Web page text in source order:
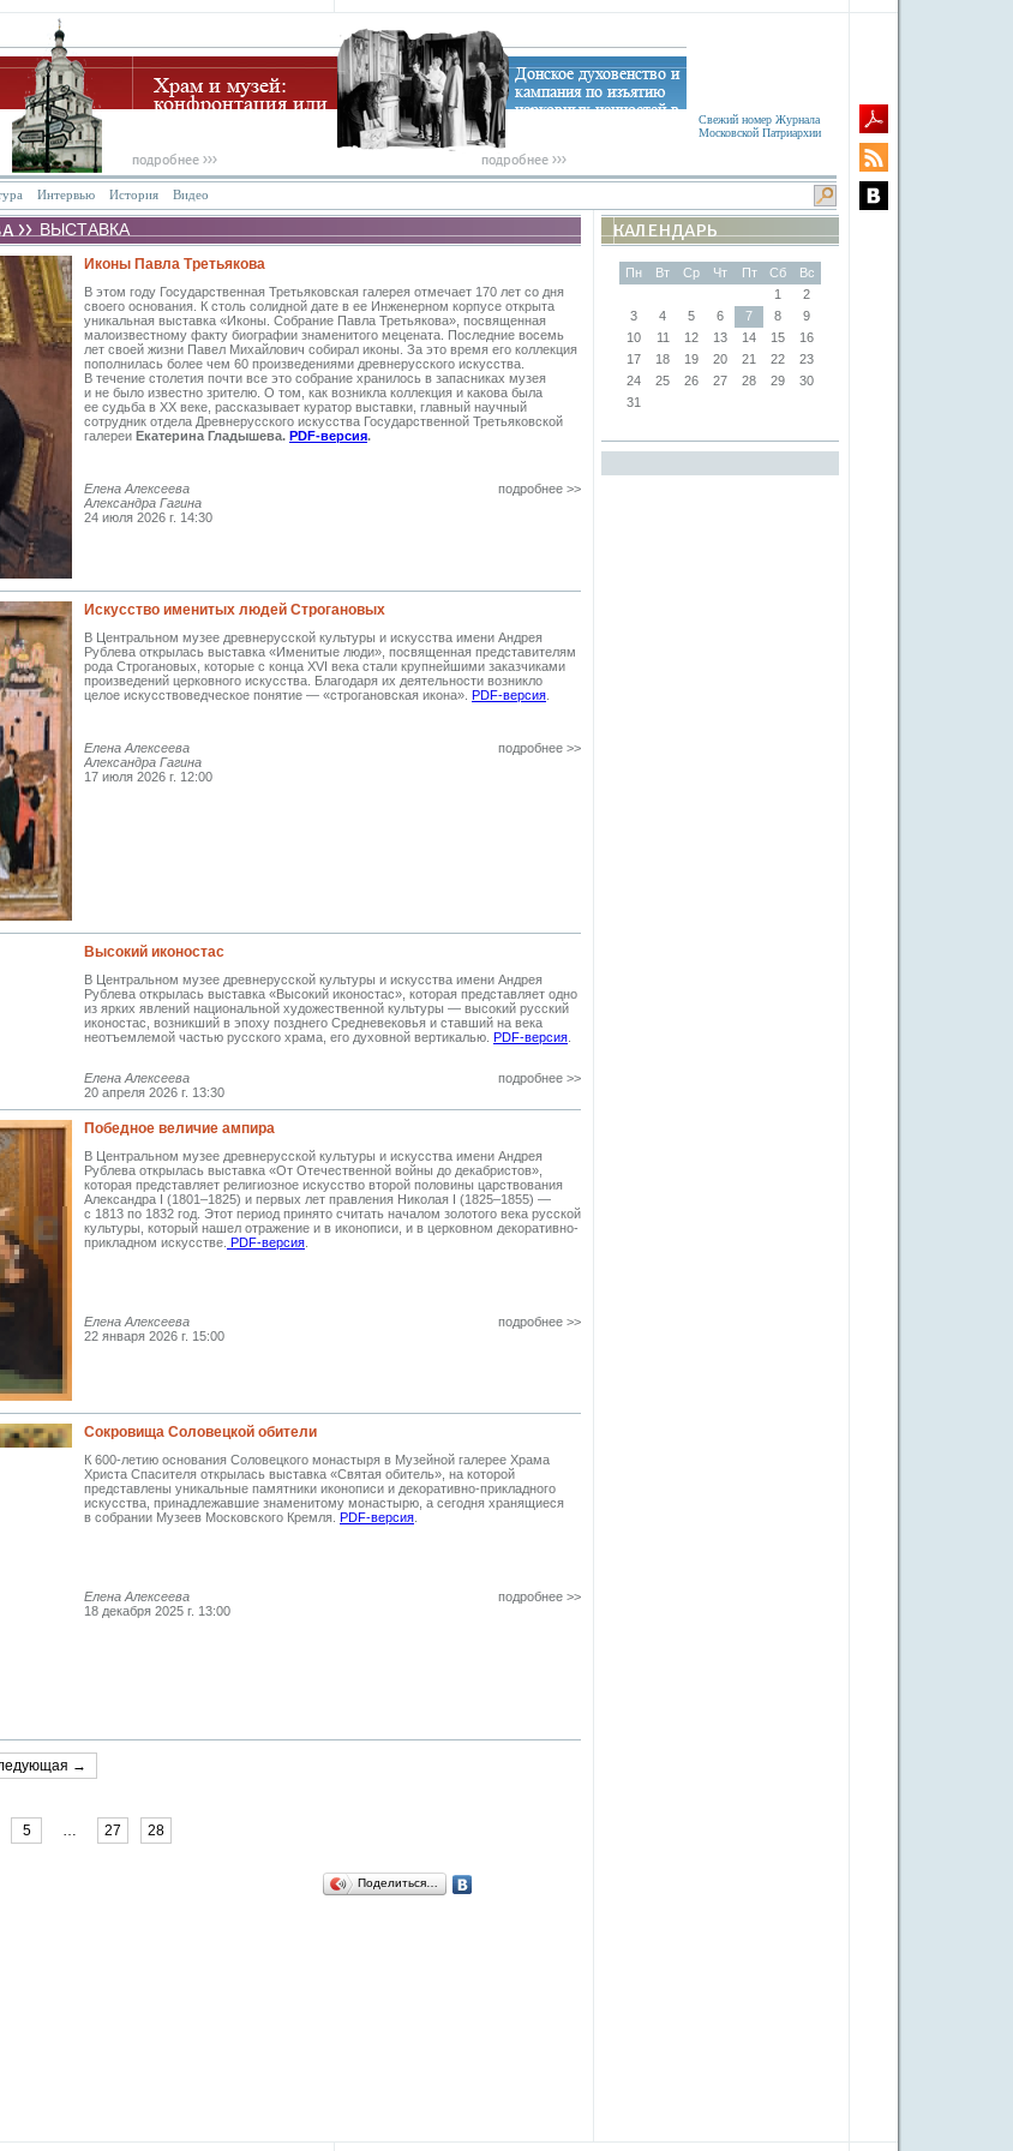
Свежий номер Журнала
Московской Патриархии
Интервью История Видео
ВЫСТАВКА
Иконы Павла Третьякова
В этом году Государственная Третьяковская галерея отмечает 170 лет со дня
своего основания. К столь солидной дате в ее Инженерном корпусе открыта
уникальная выставка «Иконы. Собрание Павла Третьякова», посвященная
малоизвестному факту биографии знаменитого мецената. Последние восемь
лет своей жизни Павел Михайлович собирал иконы. За это время его коллекция
пополнилась более чем 60 произведениями древнерусского искусства.
В течение столетия почти все это собрание хранилось в запасниках музея
и не было известно зрителю. О том, как возникла коллекция и какова была
ее судьба в ХХ веке, рассказывает куратор выставки, главный научный
сотрудник отдела Древнерусского искусства Государственной Третьяковской
галереи Екатерина Гладышева. PDF-версия.
Елена Алексеева
Александра Гагина
24 июля 2026 г. 14:30
подробнее >>
Искусство именитых людей Строгановых
В Центральном музее древнерусской культуры и искусства имени Андрея
Рублева открылась выставка «Именитые люди», посвященная представителям
рода Строгановых, которые с конца XVI века стали крупнейшими заказчиками
произведений церковного искусства. Благодаря их деятельности возникло
целое искусствоведческое понятие — «строгановская икона». PDF-версия
Елена Алексеева
Александра Гагина
17 июля 2026 г. 12:00
подробнее >>
Высокий иконостас
В Центральном музее древнерусской культуры и искусства имени Андрея
Рублева открылась выставка «Высокий иконостас», которая представляет одно
из ярких явлений национальной художественной культуры — высокий русский
иконостас, возникший в эпоху позднего Средневековья и ставший на века
неотъемлемой частью русского храма, его духовной вертикалью. PDF-версия
Елена Алексеева
20 апреля 2026 г. 13:30
подробнее >>
Победное величие ампира
В Центральном музее древнерусской культуры и искусства имени Андрея
Рублева открылась выставка «От Отечественной войны до декабристов»,
которая представляет религиозное искусство второй половины царствования
Александра I (1801–1825) и первых лет правления Николая I (1825–1855) —
с 1813 по 1832 год. Этот период принято считать началом золотого века русской
культуры, который нашел отражение и в иконописи, и в церковном декоративно-
прикладном искусстве. PDF-версия
Елена Алексеева
22 января 2026 г. 15:00
подробнее >>
Сокровища Соловецкой обители
К 600-летию основания Соловецкого монастыря в Музейной галерее Храма
Христа Спасителя открылась выставка «Святая обитель», на которой
представлены уникальные памятники иконописи и декоративно-прикладного
искусства, принадлежавшие знаменитому монастырю, а сегодня хранящиеся
в собрании Музеев Московского Кремля. PDF-версия
Елена Алексеева
18 декабря 2025 г. 13:00
подробнее >>
→
5 … 27 28
Поделиться…
Пн Вт Ср Чт Пт Сб
Вс
1
2
3
4 5 6 7 8
9
10
11 12 13 14 15
16
17
18 19 20 21 22
23
24
25 26 27 28 29
30
31